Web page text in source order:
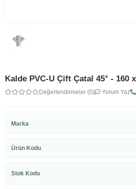
Kalde PVC-U Çift Çatal 45° - 160
Değerlendirmeler (0) Yorum Yaz
Marka
Ürün Kodu
Stok Kodu